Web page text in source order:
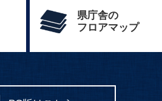
県庁舎の
フロアマップ